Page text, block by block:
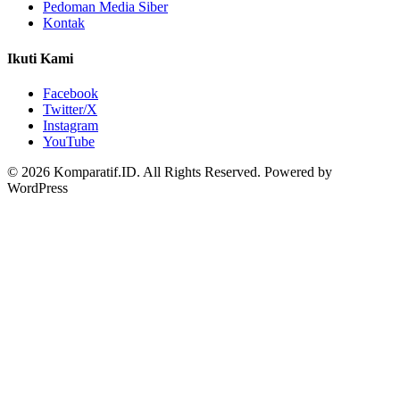
Pedoman Media Siber
Kontak
Ikuti Kami
Facebook
Twitter/X
Instagram
YouTube
© 2026 Komparatif.ID. All Rights Reserved. Powered by
WordPress